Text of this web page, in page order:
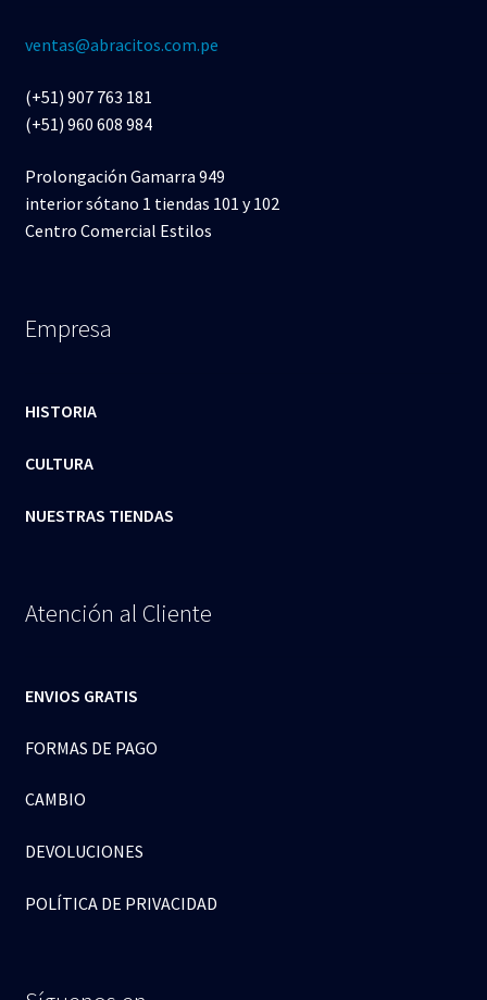
ventas@abracitos.com.pe
(+51) 907 763 181
(+51) 960 608 984
Prolongación Gamarra 949
interior sótano 1 tiendas 101 y 102
Centro Comercial Estilos
Empresa
HISTORIA
CULTURA
NUESTRAS TIENDAS
Atención al Cliente
ENVIOS GRATIS
FORMAS DE PAGO
CAMBIO
DEVOLUCIONES
POLÍTICA DE PRIVACIDAD